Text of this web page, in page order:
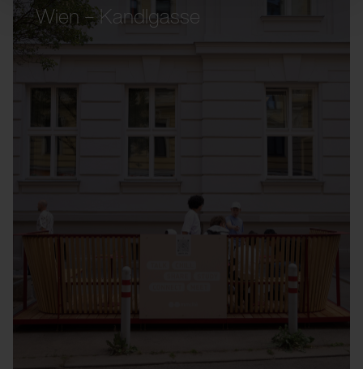
Wien – Kandlgasse